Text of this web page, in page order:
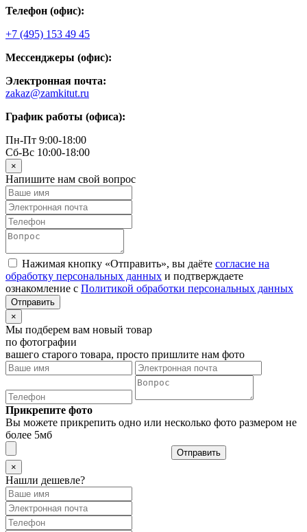
Телефон (офис):
+7 (495) 153 49 45
Мессенджеры (офис):
Электронная почта:
zakaz@zamkitut.ru
График работы (офиса):
Пн-Пт 9:00-18:00
Сб-Вс 10:00-18:00
×
Напишите нам свой вопрос
Нажимая кнопку «Отправить», вы даёте согласие на
обработку персональных данных и подтверждаете
ознакомление с Политикой обработки персональных данных
×
Мы подберем вам новый товар
по фотографии
вашего старого товара, просто пришлите нам фото
Прикрепите фото
Вы можете прикрепить одно или несколько фото размером не
более 5мб
Отправить
×
Нашли дешевле?